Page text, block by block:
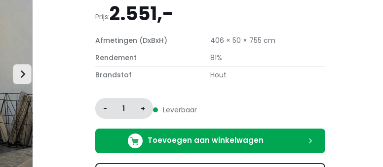
Prijs:2.551,-
Afmetingen (DxBxH)
406 × 50 × 755 cm
Rendement
81%
Brandstof
Hout
- 1 + Leverbaar
Toevoegen aan winkelwagen